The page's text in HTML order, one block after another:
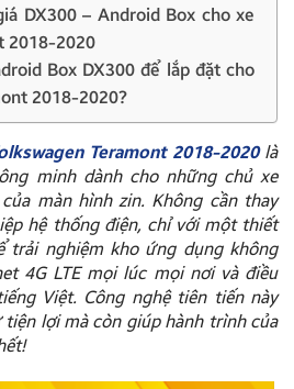
DX300 – Android Box cho xe
2018-2020
Box DX300 để lắp đặt cho
2018-2020?
Teramont 2018-2020là
minh dành cho những chủ xe
màn hình zin. Không cần thay
hệ thống điện, chỉ với một thiết
trải nghiệm kho ứng dụng không
4G LTE mọi lúc mọi nơi và điều
Việt. Công nghệ tiên tiến này
tiện lợi mà còn giúp hành trình của